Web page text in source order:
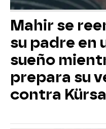
Mahir se
su padre en
sueño
prepara su
contra